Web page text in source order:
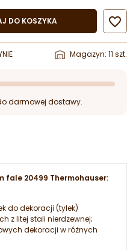
DO KOSZYKA 
Magazyn: 11 szt.
darmowej dostawy.
fale 20499 Thermohauser:
do dekoracji (tylek)
z litej stali nierdzewnej;
dekoracji w różnych